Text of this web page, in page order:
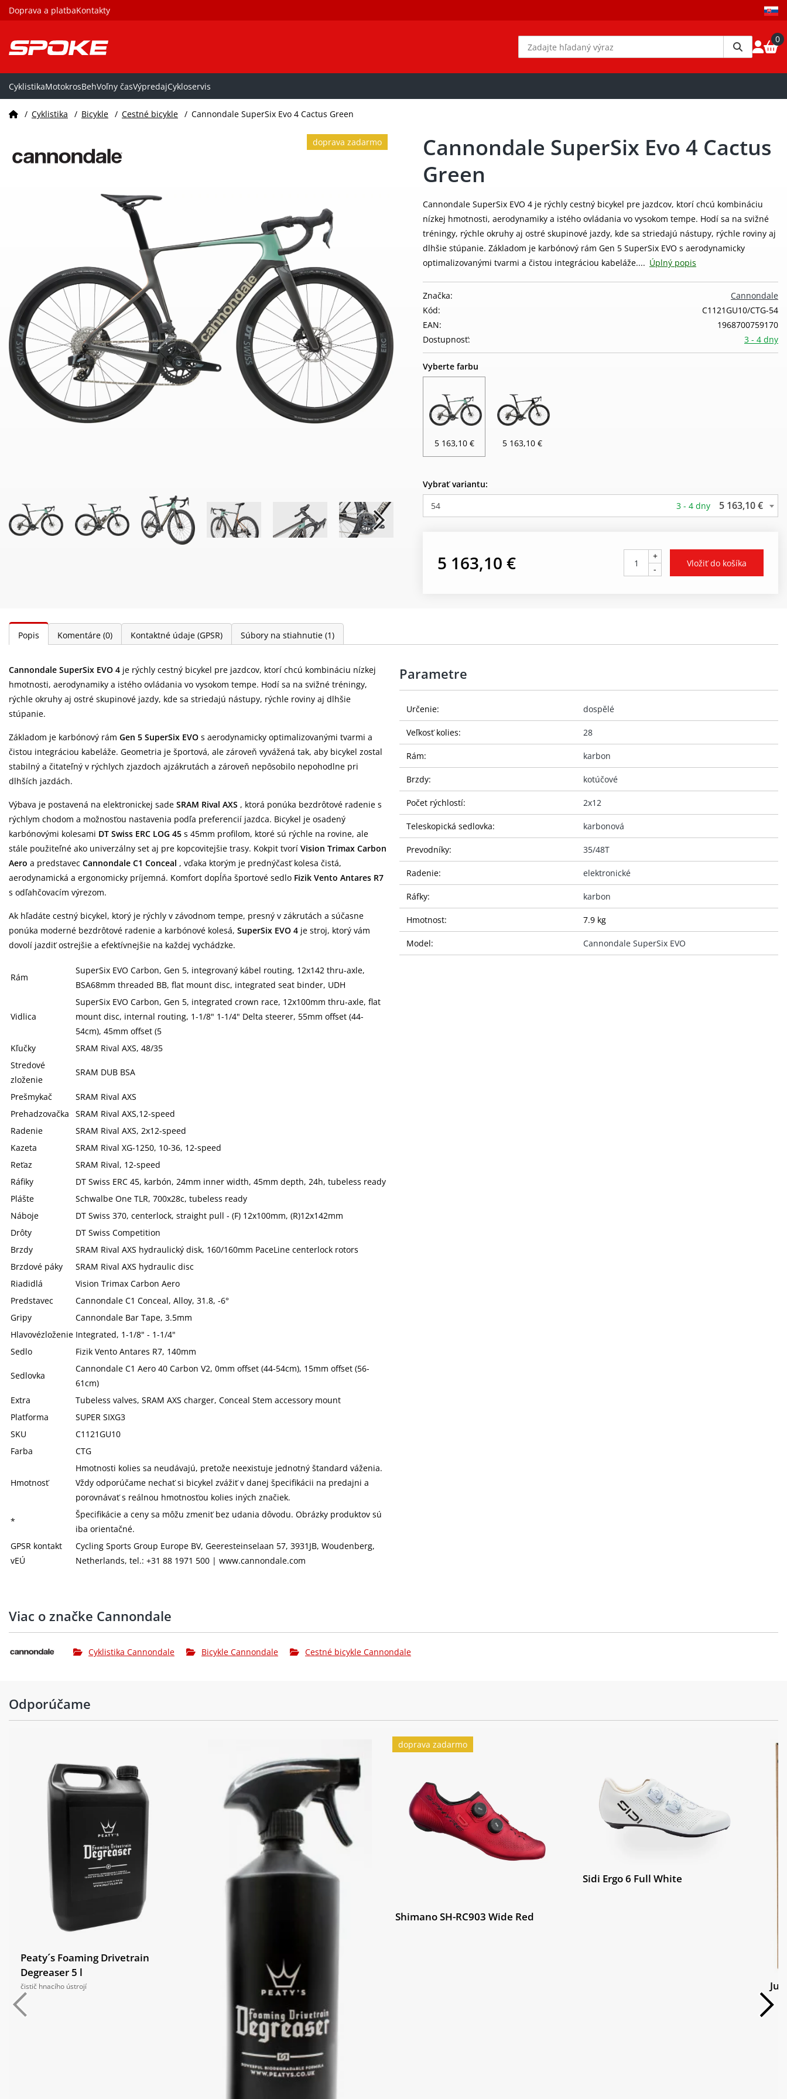
Doprava a platbaKontakty
0
CyklistikaMotokrosBehVoľny časVýpredajCykloservis
/ Cyklistika / Bicykle / Cestné bicykle / Cannondale SuperSix Evo 4 Cactus Green
doprava zadarmo
Cannondale SuperSix Evo 4 Cactus
Green
Cannondale SuperSix EVO 4 je rýchly cestný bicykel pre jazdcov, ktorí chcú kombináciu
nízkej hmotnosti, aerodynamiky a istého ovládania vo vysokom tempe. Hodí sa na svižné
tréningy, rýchle okruhy aj ostré skupinové jazdy, kde sa striedajú nástupy, rýchle roviny aj
dlhšie stúpanie. Základom je karbónový rám Gen 5 SuperSix EVO s aerodynamicky
optimalizovanými tvarmi a čistou integráciou kabeláže.... Úplný popis
Cannondale
Značka:
C1121GU10/CTG-54
Kód:
1968700759170
EAN:
3 - 4 dny
Dostupnosť:
Vyberte farbu
5 163,10 € 5 163,10 €
Vybrať variantu:
54
3 - 4 dny 5 163,10 €
5 163,10 €
+
-
Popis Komentáre (0) Kontaktné údaje (GPSR) Súbory na stiahnutie (1)
Cannondale SuperSix EVO 4 je rýchly cestný bicykel pre jazdcov, ktorí chcú kombináciu nízkej
hmotnosti, aerodynamiky a istého ovládania vo vysokom tempe. Hodí sa na svižné tréningy,
rýchle okruhy aj ostré skupinové jazdy, kde sa striedajú nástupy, rýchle roviny aj dlhšie
stúpanie.
Základom je karbónový rám Gen 5 SuperSix EVO s aerodynamicky optimalizovanými tvarmi a
čistou integráciou kabeláže. Geometria je športová, ale zároveň vyvážená tak, aby bicykel zostal
stabilný a čitateľný v rýchlych zjazdoch ajzákrutách a zároveň nepôsobilo nepohodlne pri
dlhších jazdách.
Výbava je postavená na elektronickej sade SRAM Rival AXS , ktorá ponúka bezdrôtové radenie s
rýchlym chodom a možnosťou nastavenia podľa preferencií jazdca. Bicykel je osadený
karbónovými kolesami DT Swiss ERC LOG 45 s 45mm profilom, ktoré sú rýchle na rovine, ale
stále použiteľné ako univerzálny set aj pre kopcovitejšie trasy. Kokpit tvorí Vision Trimax Carbon
Aero a predstavec Cannondale C1 Conceal , vďaka ktorým je prednýčasť kolesa čistá,
aerodynamická a ergonomicky príjemná. Komfort dopĺňa športové sedlo Fizik Vento Antares R7
s odľahčovacím výrezom.
Ak hľadáte cestný bicykel, ktorý je rýchly v závodnom tempe, presný v zákrutách a súčasne
ponúka moderné bezdrôtové radenie a karbónové kolesá, SuperSix EVO 4 je stroj, ktorý vám
dovolí jazdiť ostrejšie a efektívnejšie na každej vychádzke.
Rám
SuperSix EVO Carbon, Gen 5, integrovaný kábel routing, 12x142 thru-axle,
BSA68mm threaded BB, flat mount disc, integrated seat binder, UDH
Vidlica
SuperSix EVO Carbon, Gen 5, integrated crown race, 12x100mm thru-axle, flat
mount disc, internal routing, 1-1/8" 1-1/4" Delta steerer, 55mm offset (44-
54cm), 45mm offset (5
Kľučky
SRAM Rival AXS, 48/35
Stredové
zloženie
SRAM DUB BSA
Prešmykač
SRAM Rival AXS
Prehadzovačka
SRAM Rival AXS,12-speed
Radenie
SRAM Rival AXS, 2x12-speed
Kazeta
SRAM Rival XG-1250, 10-36, 12-speed
Reťaz
SRAM Rival, 12-speed
Ráfiky
DT Swiss ERC 45, karbón, 24mm inner width, 45mm depth, 24h, tubeless ready
Plášte
Schwalbe One TLR, 700x28c, tubeless ready
Náboje
DT Swiss 370, centerlock, straight pull - (F) 12x100mm, (R)12x142mm
Drôty
DT Swiss Competition
Brzdy
SRAM Rival AXS hydraulický disk, 160/160mm PaceLine centerlock rotors
Brzdové páky
SRAM Rival AXS hydraulic disc
Riadidlá
Vision Trimax Carbon Aero
Predstavec
Cannondale C1 Conceal, Alloy, 31.8, -6°
Gripy
Cannondale Bar Tape, 3.5mm
Hlavovézloženie Integrated, 1-1/8" - 1-1/4"
Sedlo
Fizik Vento Antares R7, 140mm
Sedlovka
Cannondale C1 Aero 40 Carbon V2, 0mm offset (44-54cm), 15mm offset (56-
61cm)
Extra
Tubeless valves, SRAM AXS charger, Conceal Stem accessory mount
Platforma
SUPER SIXG3
SKU
C1121GU10
Farba
CTG
Hmotnosť
Hmotnosti kolies sa neudávajú, pretože neexistuje jednotný štandard váženia.
Vždy odporúčame nechať si bicykel zvážiť v danej špecifikácii na predajni a
porovnávať s reálnou hmotnosťou kolies iných značiek.
*
Špecifikácie a ceny sa môžu zmeniť bez udania dôvodu. Obrázky produktov sú
iba orientačné.
GPSR kontakt
vEÚ
Cycling Sports Group Europe BV, Geeresteinselaan 57, 3931JB, Woudenberg,
Netherlands, tel.: +31 88 1971 500 | www.cannondale.com
Parametre
Určenie: dospělé
Veľkosť kolies: 28
Rám: karbon
Brzdy: kotúčové
Počet rýchlostí: 2x12
Teleskopická sedlovka: karbonová
Prevodníky: 35/48T
Radenie: elektronické
Ráfky: karbon
Hmotnost: 7.9 kg
Model: Cannondale SuperSix EVO
Viac o značke Cannondale
Cyklistika Cannondale Bicykle Cannondale Cestné bicykle Cannondale
Odporúčame
Peaty´s Foaming Drivetrain
Degreaser 5 l
čistič hnacího ústrojí
doprava zadarmo
Shimano SH-RC903 Wide Red
Sidi Ergo 6 Full White